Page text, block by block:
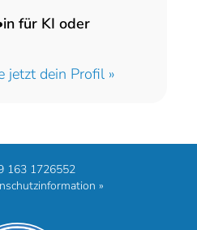
für KI oder
jetzt dein Profil »
163 1726552
»